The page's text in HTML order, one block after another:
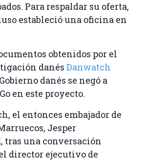
Para respaldar su oferta,
estableció una oficina en
obtenidos por el
danés Danwatch
danés se negó a
en este proyecto.
el entonces embajador de
Jesper
tras una conversación
director ejecutivo de